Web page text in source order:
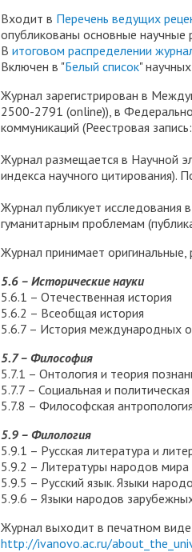
Входит в Перечень ведущих
опубликованы основные научные
В итоговом распределении
Включен в "Белый список"
Журнал зарегистрирован в
2500-2791 (online)), в
коммуникаций (Реестровая
Журнал размещается в Научной
индекса научного цитирования).
Журнал публикует исследования
гуманитарным проблемам
Журнал принимает
5.6 – Исторические науки
5.6.1 – Отечественная история
5.6.2 – Всеобщая история
5.6.7 – История международных
5.7 – Философия
5.7.1 – Онтология и теория
5.7.7 – Социальная и
5.7.8 – Философская
5.9 – Филология
5.9.1 – Русская литература и
5.9.2 – Литературы народов мира
5.9.5 – Русский язык. Языки
5.9.6 – Языки народов
Журнал выходит в печатном
http://ivanovo.ac.ru/